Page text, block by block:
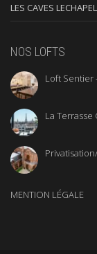
LES CAVES
NOS LOFTS
Loft Sentier
La Terrasse
MENTION LÉGALE